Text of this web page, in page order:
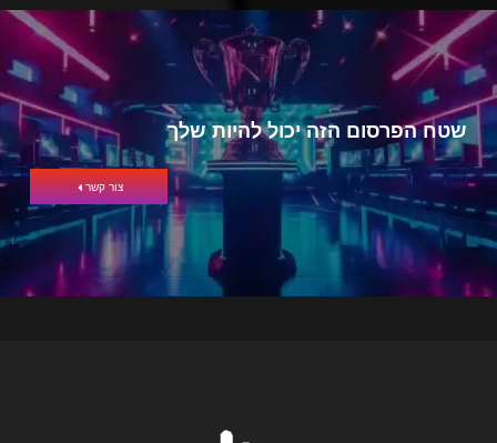
שטח הפרסום הזה יכול להיות שלך
צור קשר